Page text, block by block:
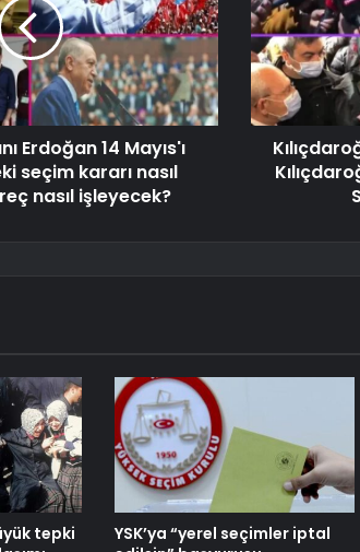
Erdoğan 14 Mayıs'ı
seçim kararı nasıl
nasıl işleyecek?
tepki
YSK’ya “yerel seçimler iptal